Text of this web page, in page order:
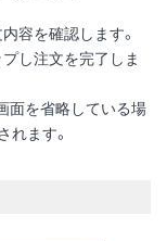
容を確認します。
し注文を完了しま
面を省略している場
ます。